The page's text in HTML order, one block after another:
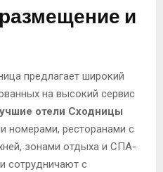
и
предлагает широкий
на высокий сервис
отели Сходницы
номерами, ресторанами с
зонами отдыха и СПА-
сотрудничают с